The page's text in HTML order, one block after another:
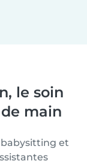
le soin
main
et